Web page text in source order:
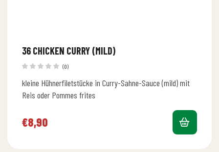
36 CHICKEN CURRY (MILD)
(0)
kleine Hühnerfiletstücke in Curry-Sahne-Sauce (mild) mit
Reis oder Pommes frites
€8,90